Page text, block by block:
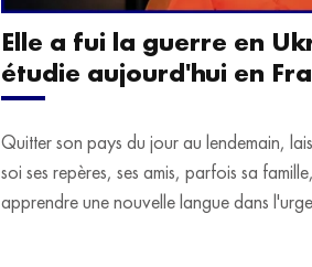
Elle a fui la guerre en
étudie aujourd'hui en
Quitter son pays du jour au lendemain,
soi ses repères, ses amis, parfois sa
apprendre une nouvelle langue dans